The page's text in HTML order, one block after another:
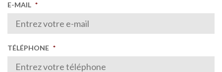
E-MAIL *
TÉLÉPHONE *